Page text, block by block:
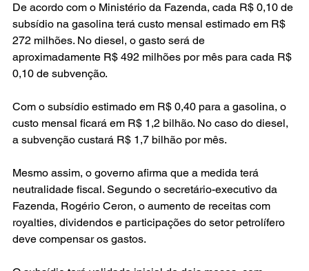
De acordo com o Ministério da Fazenda, cada R$ 0,10 de
subsídio na gasolina terá custo mensal estimado em R$
272 milhões. No diesel, o gasto será de
aproximadamente R$ 492 milhões por mês para cada R$
0,10 de subvenção.
Com o subsídio estimado em R$ 0,40 para a gasolina, o
custo mensal ficará em R$ 1,2 bilhão. No caso do diesel,
a subvenção custará R$ 1,7 bilhão por mês.
Mesmo assim, o governo afirma que a medida terá
neutralidade fiscal. Segundo o secretário-executivo da
Fazenda, Rogério Ceron, o aumento de receitas com
royalties, dividendos e participações do setor petrolífero
deve compensar os gastos.